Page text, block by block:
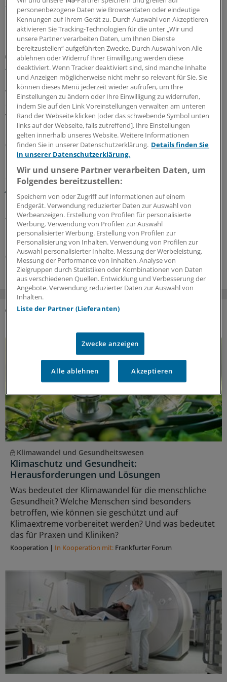
zusammen.
10.08.2026
Sicherheit der Arzneitherapie
Anpassung der Medikation bei Hitzewellen:
Praktische Tipps für Ärzte
Wann und wie genau sollte die Arzneitherapie während
einer Hitzewelle angepasst werden? Die CALOR-Liste, die
von Medizinern entwickelt wurde, soll Praxisteams und
Pflegekräften Orientierung bieten.
08.08.2026
Glosse
Ärztlicher Hitzehass
Es gibt viele Gründe, den Sommer toll zu finden – für
Ärzte kann die warme Jahreszeit aber anstrengend sein:
Manchmal liegt es an Patienten, manchmal an Kollegen...
Einblicke in nervige Jahresseiten.
07.08.2026
Klimawandel und Gesundheitswesen
Klimaschutz und Gesundheit:
Herausforderungen und Lösungen
Was bedeutet der Klimawandel für die menschliche
Gesundheit? Welche Menschen sind besonders
betroffen, wie können sie geschützt und auf
Klimaextreme vorbereitet werden? Und was bedeutet
das für Praxen und Kliniken?
Kooperation | In Kooperation mit: Frankfurter Forum
personenbezogene Daten wie Browserdaten oder eindeutige
Kennungen auf Ihrem Gerät zu. Durch Auswahl von Akzeptieren
aktivieren Sie Tracking-Technologien für die unter „Wir und
unsere Partner verarbeiten Daten, um Ihnen Dienste
bereitzustellen“ aufgeführten Zwecke. Durch Auswahl von Alle
ablehnen oder Widerruf Ihrer Einwilligung werden diese
deaktiviert. Wenn Tracker deaktiviert sind, sind manche Inhalte
und Anzeigen möglicherweise nicht mehr so relevant für Sie. Sie
können dieses Menü jederzeit wieder aufrufen, um Ihre
Einstellungen zu ändern oder Ihre Einwilligung zu widerrufen,
indem Sie auf den Link Voreinstellungen verwalten am unteren
Rand der Webseite klicken [oder das schwebende Symbol unten
links auf der Webseite, falls zutreffend]. Ihre Einstellungen
gelten innerhalb unseres Website. Weitere Informationen
finden Sie in unserer Datenschutzerklärung. Details finden Sie
in unserer Datenschutzerklärung.
Wir und unsere Partner verarbeiten Daten, um
Folgendes bereitzustellen:
Speichern von oder Zugriff auf Informationen auf einem
Endgerät. Verwendung reduzierter Daten zur Auswahl von
Werbeanzeigen. Erstellung von Profilen für personalisierte
Werbung. Verwendung von Profilen zur Auswahl
personalisierter Werbung. Erstellung von Profilen zur
Personalisierung von Inhalten. Verwendung von Profilen zur
Auswahl personalisierter Inhalte. Messung der Werbeleistung.
Messung der Performance von Inhalten. Analyse von
Zielgruppen durch Statistiken oder Kombinationen von Daten
aus verschiedenen Quellen. Entwicklung und Verbesserung der
Angebote. Verwendung reduzierter Daten zur Auswahl von
Inhalten.
Liste der Partner (Lieferanten)
Zwecke anzeigen
Alle ablehnen Akzeptieren